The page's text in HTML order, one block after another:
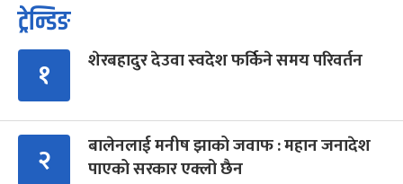
ट्रेन्डिङ
१ शेरबहादुर देउवा स्वदेश फर्किने समय परिवर्तन
२
बालेनलाई मनीष झाको जवाफ : महान जनादेश
पाएको सरकार एक्लो छैन